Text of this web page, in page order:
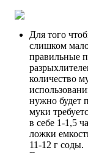
Для того
слишком
правильные
количество
нужно будет
муки
в себе 1-1,5
ложки
11-12 г соды.